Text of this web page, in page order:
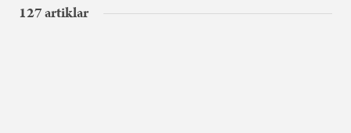
127 artiklar